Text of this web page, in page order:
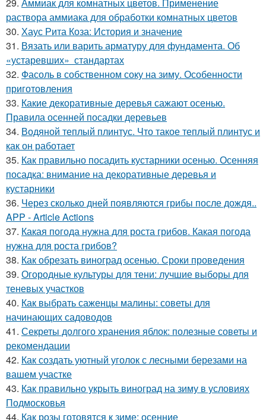
раствора аммиака для обработки комнатных цветов
30. Хаус Рита Коза: История и значение
31. Вязать или варить арматуру для фундамента. Об
«устаревших» стандартах
32. Фасоль в собственном соку на зиму. Особенности
приготовления
33. Какие декоративные деревья сажают осенью.
Правила осенней посадки деревьев
34. Водяной теплый плинтус. Что такое теплый плинтус и
как он работает
35. Как правильно посадить кустарники осенью. Осенняя
посадка: внимание на декоративные деревья и
кустарники
36. Через сколько дней появляются грибы после дождя..
APP - Article Actions
37. Какая погода нужна для роста грибов. Какая погода
нужна для роста грибов?
38. Как обрезать виноград осенью. Сроки проведения
39. Огородные культуры для тени: лучшие выборы для
теневых участков
40. Как выбрать саженцы малины: советы для
начинающих садоводов
41. Секреты долгого хранения яблок: полезные советы и
рекомендации
42. Как создать уютный уголок с лесными березами на
вашем участке
43. Как правильно укрыть виноград на зиму в условиях
Подмосковья
44. Как розы готовятся к зиме: осенние